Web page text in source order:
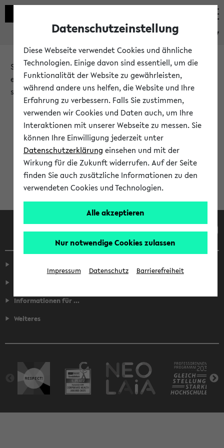
eKVV
Sie möchten auf eine eKVV Funktion zugreifen, die Ihnen
erst nach einer Anmeldung am System zur Verfügung
steht.
Bitte melden Sie sich an:
Anmeldung am eKVV
Informationen für ...
Weiteres
Datenschutzeinstellung
Diese Webseite verwendet Cookies und ähnliche
Technologien. Einige davon sind essentiell, um die
Funktionalität der Website zu gewährleisten,
während andere uns helfen, die Website und Ihre
Erfahrung zu verbessern. Falls Sie zustimmen,
verwenden wir Cookies und Daten auch, um Ihre
Interaktionen mit unserer Webseite zu messen. Sie
können Ihre Einwilligung jederzeit unter
Datenschutzerklärung einsehen und mit der
Wirkung für die Zukunft widerrufen. Auf der Seite
finden Sie auch zusätzliche Informationen zu den
verwendeten Cookies und Technologien.
Alle akzeptieren
Nur notwendige Cookies zulassen
Impressum Datenschutz Barrierefreiheit